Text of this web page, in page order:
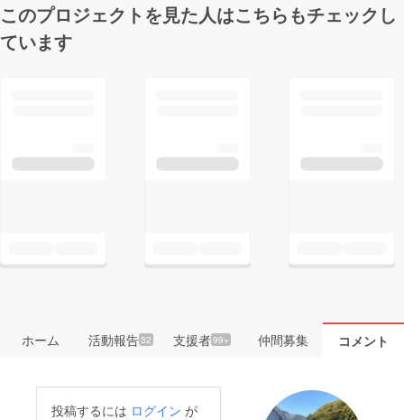
このプロジェクトを見た人はこちらもチェックし
ています
ホーム 活動報告32 支援者99+ 仲間募集 コメント
投稿するには ログイン が